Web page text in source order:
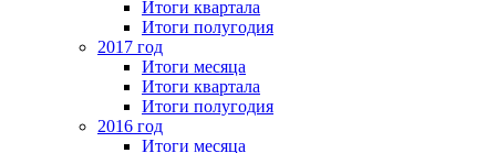
Итоги квартала
Итоги полугодия
2017 год
Итоги месяца
Итоги квартала
Итоги полугодия
2016 год
Итоги месяца